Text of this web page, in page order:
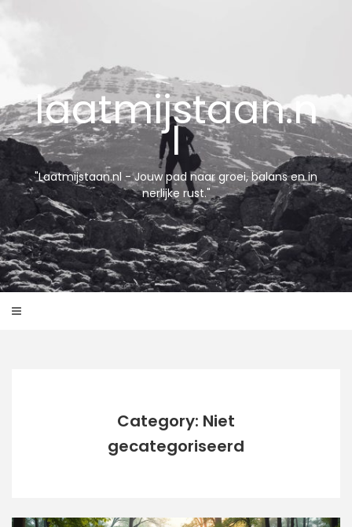
laatmijstaan.n
l
"Laatmijstaan.nl - Jouw pad naar groei, balans en in
nerlijke rust."
Category: Niet
gecategoriseerd